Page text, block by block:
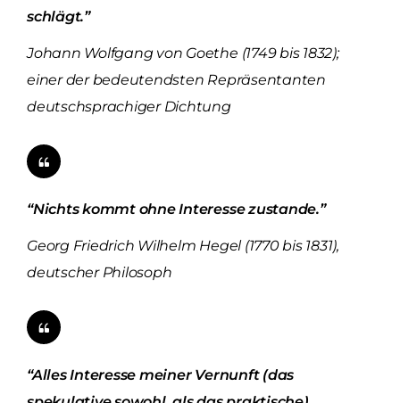
schlägt.”
Johann Wolfgang von Goethe (1749 bis 1832);
einer der bedeutendsten Repräsentanten
deutschsprachiger Dichtung
“Nichts kommt ohne Interesse zustande.”
Georg Friedrich Wilhelm Hegel (1770 bis 1831),
deutscher Philosoph
“Alles Interesse meiner Vernunft (das